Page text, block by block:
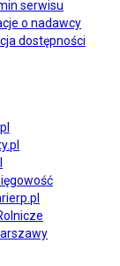
serwisu
o nadawcy
dostępności